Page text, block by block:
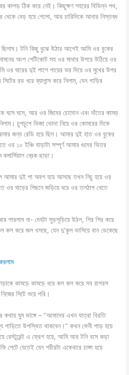
কাপড় ঠিক করে নেই। কিছুক্ষণ শহরের বিভিন্ন পথ,
থেকে বেড় হয়ে গেলো, আর চারিদিকে আবার নিস্তব্ধ
টনি কিছু বুঝে উঠার আগেই আমি ওর বুকের
অংশ পেটিকোট সহ ওর মাথার উপরে উঠিয়ে ওর
ওর ঘারের দুই পাশে পায়ের ভর দিয়ে ওর মুখের উপর
রড ধরে ব্যালান্স করে নিলাম, যেন গাড়ির
ঘসে ঘসে, আর ওর জিবের চোদোন এবং দাঁতের কামড়
চুপচুপে ভিজা ভোদা নিয়ে ওর কোমরের দিকে
জন্য রেডি হয়ে ছিল। আমার দুই হাত ওর বুকের
ওর ১০ ইঞ্চি বাড়াটা সম্পূর্ণ আমার গুদের ভিতর
ব্রেক ছাড়া।
আমার দুই পা অবশ হয়ে আসছে তখন নিচু হয়ে ওর
ঘাড়ের পিছনে জড়িয়ে ধরে ওর তলঠাপ খেতে
পারলাম না- দেহটা সুড়সূড়িয়ে উঠল, শির শির করে
কল করে জল খসছে, যেন দু’কূল ভাসিয়ে বান ডেকেছে
কামড়ে কামড়ে ধরে কল কল করে সব রাগরস
সিটে শুয়ে পরি।
কথায় ঘুম ভাঙ্গে – ‘’আমাদের এখন যাত্রা বিরতি
গাড়িতে উপস্থিত থাকবেন।‘’ কখন ফেনী পাড় হয়ে
রেস্টুরেন্ট এ ফ্রেশ হয়ে, আমি আর টনি বসে কড়া
যেতেই যেন শরীরটা একেবারে চাঙ্গা হয়ে